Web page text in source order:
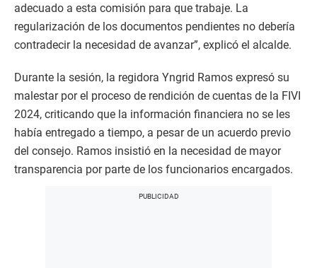
adecuado a esta comisión para que trabaje. La
regularización de los documentos pendientes no debería
contradecir la necesidad de avanzar”, explicó el alcalde.
Durante la sesión, la regidora Yngrid Ramos expresó su
malestar por el proceso de rendición de cuentas de la FIVI
2024, criticando que la información financiera no se les
había entregado a tiempo, a pesar de un acuerdo previo
del consejo. Ramos insistió en la necesidad de mayor
transparencia por parte de los funcionarios encargados.